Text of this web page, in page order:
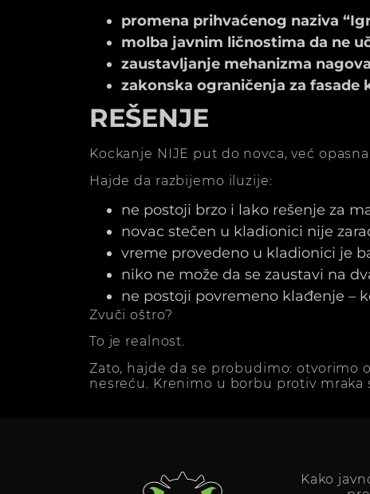
promena prihvaćenog naziva
molba javnim ličnostima da ne
zaustavljanje mehanizma
zakonska ograničenja za fasade
REŠENJE
Kockanje NIJE put do novca, već
Hajde da razbijemo iluzije:
ne postoji brzo i lako rešenje za
novac stečen u kladionici nije
vreme provedeno u kladionici je
niko ne može da se zaustavi na
ne postoji povremeno klađenje –
Zvuči oštro?
To je realnost.
Zato, hajde da se probudimo: otvorimo
nesreću. Krenimo u borbu protiv
Kako